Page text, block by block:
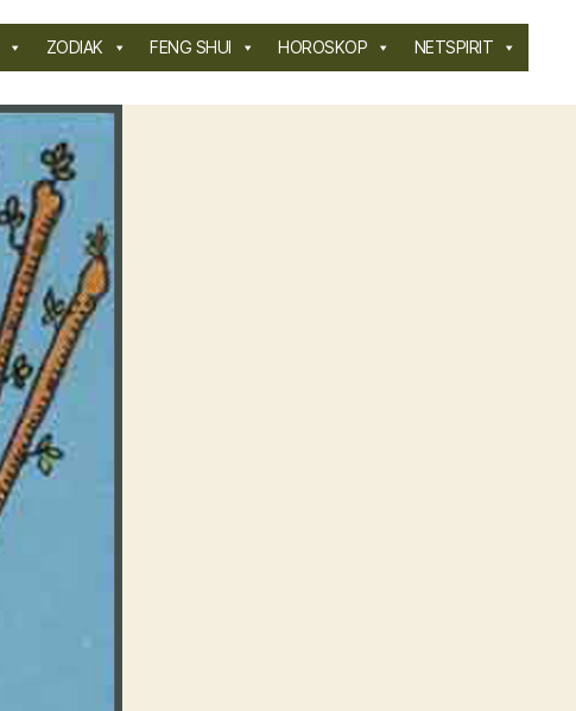
ZODIAK FENG SHUI HOROSKOP NETSPIRIT